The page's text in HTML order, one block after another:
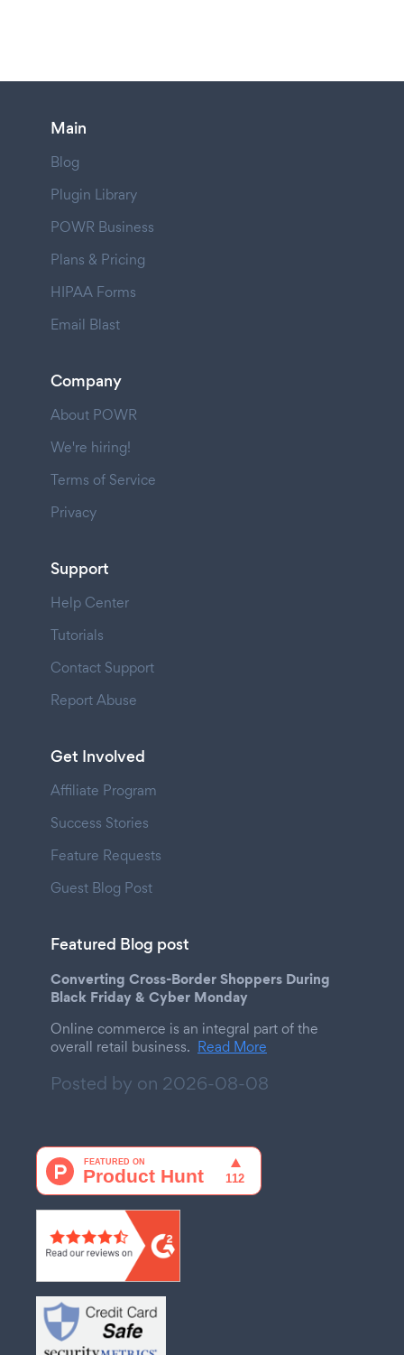
Main
Blog
Plugin Library
POWR Business
Plans & Pricing
HIPAA Forms
Email Blast
Company
About POWR
We're hiring!
Terms of Service
Privacy
Support
Help Center
Tutorials
Contact Support
Report Abuse
Get Involved
Affiliate Program
Success Stories
Feature Requests
Guest Blog Post
Featured Blog post
Converting Cross-Border Shoppers During
Black Friday & Cyber Monday
Online commerce is an integral part of the
overall retail business. Read More
Posted by on 2026-08-08